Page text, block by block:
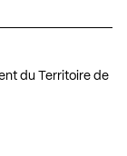
du Territoire de